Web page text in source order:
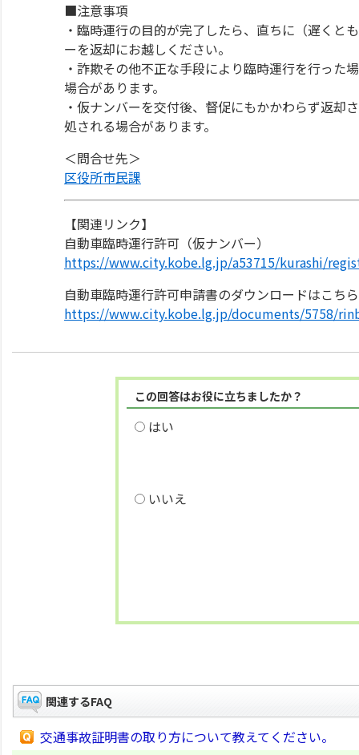
■注意事項
・臨時運行の目的が完了したら、直ちに（遅くと
ーを返却にお越しください。
・詐欺その他不正な手段により臨時運行を行っ
場合があります。
・仮ナンバーを交付後、督促にもかかわらず返
処される場合があります。
＜問合せ先＞
区役所市民課
【関連リンク】
自動車臨時運行許可（仮ナンバー）
https://www.city.kobe.lg.jp/a53715/kurashi/
自動車臨時運行許可申請書のダウンロードはこち
https://www.city.kobe.lg.jp/documents/5758/
この回答はお役に立ちましたか？
はい
いいえ
関連するFAQ
交通事故証明書の取り方について教えてください。